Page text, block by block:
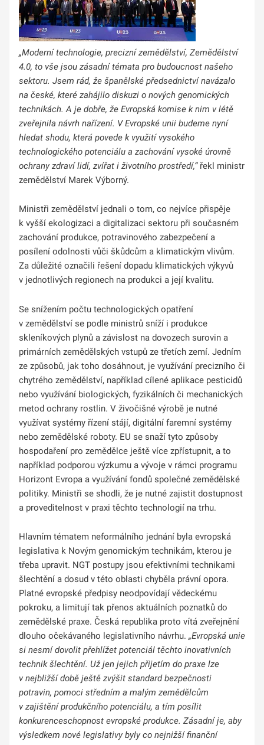
„Moderní technologie, precizní zemědělství, Zemědělství
4.0, to vše jsou zásadní témata pro budoucnost našeho
sektoru. Jsem rád, že španělské předsednictví navázalo
na české, které zahájilo diskuzi o nových genomických
technikách. A je dobře, že Evropská komise k nim v létě
zveřejnila návrh nařízení. V Evropské unii budeme nyní
hledat shodu, která povede k využití vysokého
technologického potenciálu a zachování vysoké úrovně
ochrany zdraví lidí, zvířat i životního prostředí,“řekl ministr
zemědělství Marek Výborný.
Ministři zemědělství jednali o tom, co nejvíce přispěje
k vyšší ekologizaci a digitalizaci sektoru při současném
zachování produkce, potravinového zabezpečení a
posílení odolnosti vůči škůdcům a klimatickým vlivům.
Za důležité označili řešení dopadu klimatických výkyvů
v jednotlivých regionech na produkci a její kvalitu.
Se snížením počtu technologických opatření
v zemědělství se podle ministrů sníží i produkce
skleníkových plynů a závislost na dovozech surovin a
primárních zemědělských vstupů ze třetích zemí. Jedním
ze způsobů, jak toho dosáhnout, je využívání precizního či
chytrého zemědělství, například cílené aplikace pesticidů
nebo využívání biologických, fyzikálních či mechanických
metod ochrany rostlin. V živočišné výrobě je nutné
využívat systémy řízení stájí, digitální faremní systémy
nebo zemědělské roboty. EU se snaží tyto způsoby
hospodaření pro zemědělce ještě více zpřístupnit, a to
například podporou výzkumu a vývoje v rámci programu
Horizont Evropa a využívání fondů společné zemědělské
politiky. Ministři se shodli, že je nutné zajistit dostupnost
a proveditelnost v praxi těchto technologií na trhu.
Hlavním tématem neformálního jednání byla evropská
legislativa k Novým genomickým technikám, kterou je
třeba upravit. NGT postupy jsou efektivními technikami
šlechtění a dosud v této oblasti chyběla právní opora.
Platné evropské předpisy neodpovídají vědeckému
pokroku, a limitují tak přenos aktuálních poznatků do
zemědělské praxe. Česká republika proto vítá zveřejnění
dlouho očekávaného legislativního návrhu. „Evropská unie
si nesmí dovolit přehlížet potenciál těchto inovativních
technik šlechtění. Už jen jejich přijetím do praxe lze
v nejbližší době ještě zvýšit standard bezpečnosti
potravin, pomoci středním a malým zemědělcům
v zajištění produkčního potenciálu, a tím posílit
konkurenceschopnost evropské produkce. Zásadní je, aby
výsledkem nové legislativy byly co nejnižší finanční